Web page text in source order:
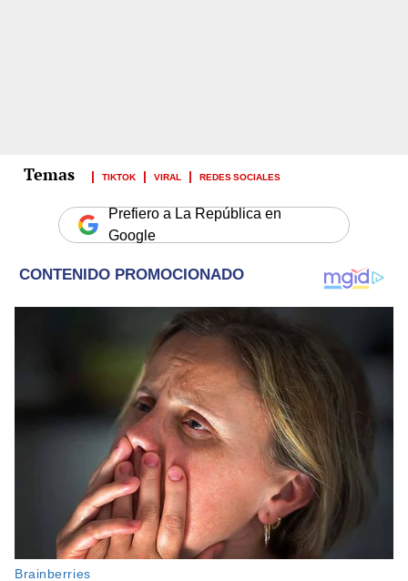
TIKTOK VIRAL REDES SOCIALES
Prefiero a La República en
Google